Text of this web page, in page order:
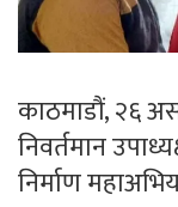
काठमाडौं, २६
निवर्तमान
निर्माण